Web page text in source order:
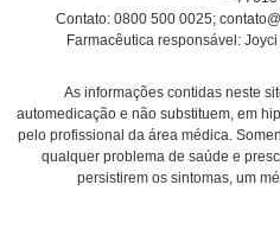
Contato: 0800 500 0025;
Farmacêutica responsável:Joyci
As informações contidas neste
automedicação e não substituem, em
pelo profissional da área médica.
qualquer problema de saúde e
persistirem os sintomas, um